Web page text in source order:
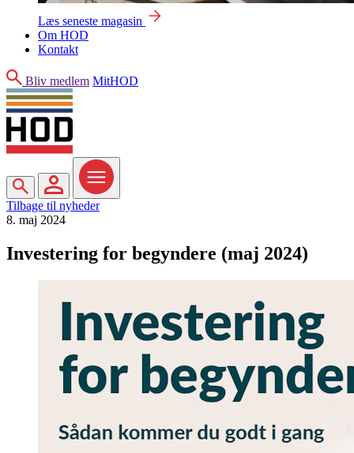
Læs seneste magasin
Om HOD
Kontakt
Søg
Bliv medlem MitHOD
Søg MitHOD Menu
Tilbage til nyheder
8. maj 2024
Investering for begyndere (maj 2024)